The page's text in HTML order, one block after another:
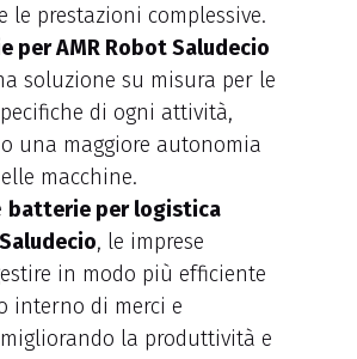
le prestazioni complessive.
per AMR Robot Saludecio
soluzione su misura per le
di ogni attività,
una maggiore autonomia
macchine.
batterie per logistica
, le imprese
in modo più efficiente
interno di merci e
la produttività e